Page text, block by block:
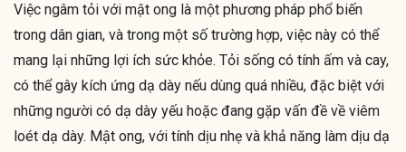
Việc ngâm tỏi với mật ong là một phương pháp phổ biến
trong dân gian, và trong một số trường hợp, việc này có thể
mang lại những lợi ích sức khỏe. Tỏi sống có tính ấm và cay,
có thể gây kích ứng dạ dày nếu dùng quá nhiều, đặc biệt với
những người có dạ dày yếu hoặc đang gặp vấn đề về viêm
loét dạ dày. Mật ong, với tính dịu nhẹ và khả năng làm dịu dạ